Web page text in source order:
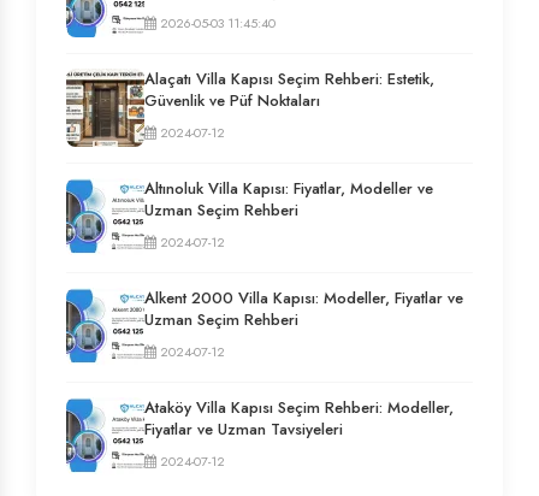
2026-05-03 11:45:40
Alaçatı Villa Kapısı Seçim Rehberi: Estetik,
Güvenlik ve Püf Noktaları
2024-07-12
Altınoluk Villa Kapısı: Fiyatlar, Modeller ve
Uzman Seçim Rehberi
2024-07-12
Alkent 2000 Villa Kapısı: Modeller, Fiyatlar ve
Uzman Seçim Rehberi
2024-07-12
Ataköy Villa Kapısı Seçim Rehberi: Modeller,
Fiyatlar ve Uzman Tavsiyeleri
2024-07-12